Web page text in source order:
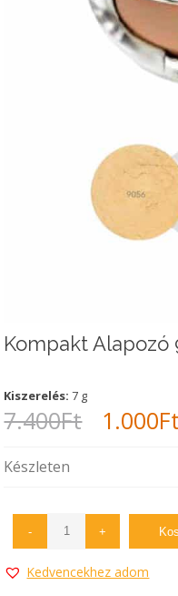
Kompakt Alapozó
Kiszerelés: 7 g
7.400Ft
Original
1.000Ft
Készleten
- +
Kedvencekhez adom